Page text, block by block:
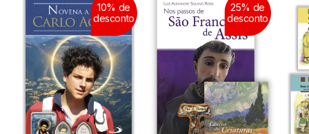
10% de
desconto
25% de
desconto